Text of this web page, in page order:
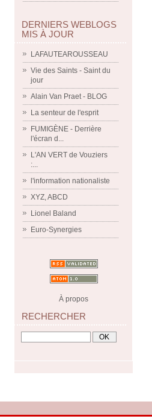
DERNIERS WEBLOGS
MIS À JOUR
LAFAUTEAROUSSEAU
Vie des Saints - Saint du
jour
Alain Van Praet - BLOG
La senteur de l'esprit
FUMIGÈNE - Derrière
l'écran d...
L'AN VERT de Vouziers
:...
l'information nationaliste
XYZ, ABCD
Lionel Baland
Euro-Synergies
À propos
RECHERCHER